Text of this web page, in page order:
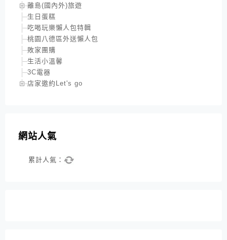
離島(國內外)旅遊
生日蛋糕
吃喝玩樂懶人包特輯
桃園八德區外送懶人包
敗家團購
生活小溫馨
3C電器
店家邀約Let's go
網站人氣
累計人氣：